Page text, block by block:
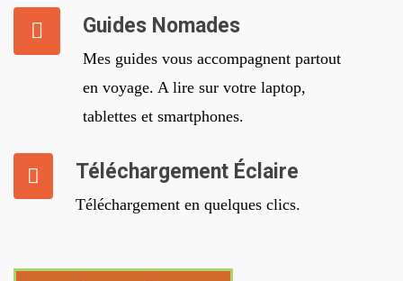
Guides Nomades
Mes guides vous accompagnent partout
en voyage. A lire sur votre laptop,
tablettes et smartphones.
Téléchargement Éclaire
Téléchargement en quelques clics.